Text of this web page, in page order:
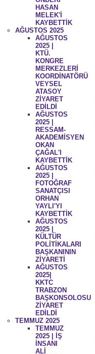
HASAN
MELEK'İ
KAYBETTİK
AĞUSTOS 2025
AĞUSTOS
2025 |
KTÜ.
KONGRE
MERKEZLERİ
KOORDİNATÖRÜ
VEYSEL
ATASOY
ZİYARET
EDİLDİ
AĞUSTOS
2025 |
RESSAM-
AKADEMİSYEN
OKAN
ÇAĞAL'I
KAYBETTİK
AĞUSTOS
2025 |
FOTOĞRAF
SANATÇISI
ORHAN
YAYLI'YI
KAYBETTİK
AĞUSTOS
2025 |
KÜLTÜR
POLİTİKALARI
BAŞKANININ
ZİYARETİ
AĞUSTOS
2025|
KKTC
TRABZON
BAŞKONSOLOSU
ZİYARET
EDİLDİ
TEMMUZ 2025
TEMMUZ
2025 | İŞ
İNSANI
ALİ